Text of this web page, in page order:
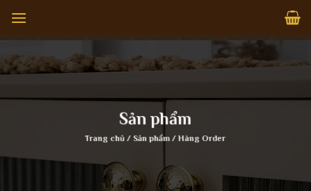
qua
nội
dung
Sản phẩm
Trang chủ / Sản phẩm / Hàng Order